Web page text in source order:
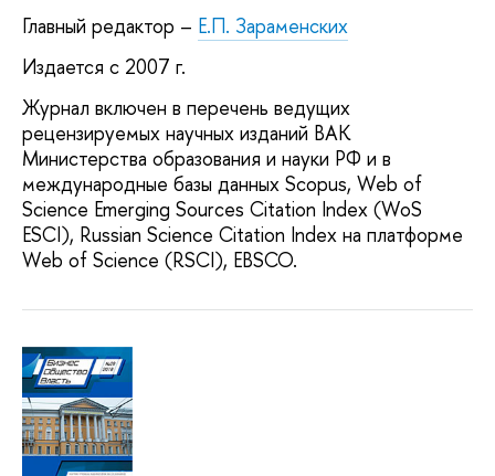
Главный редактор – Е.П. Зараменских
Издается с 2007 г.
Журнал включен в перечень ведущих
рецензируемых научных изданий ВАК
Министерства образования и науки РФ и в
международные базы данных Scopus, Web of
Science Emerging Sources Citation Index (WoS
ESCI), Russian Science Citation Index на платформе
Web of Science (RSCI), EBSCO.